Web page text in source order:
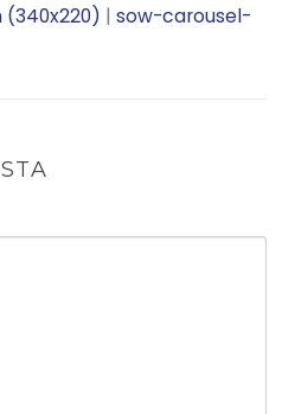
|sow-carousel-